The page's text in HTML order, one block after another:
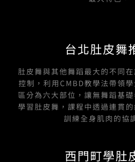
台北肚皮舞
肚皮舞與其他舞蹈最大的不同
控制，利用CMBD教學法帶領
區分為六大部位，讓無舞蹈基
學習肚皮舞，課程中透過連貫
訓練全身肌肉的協
西門町學肚